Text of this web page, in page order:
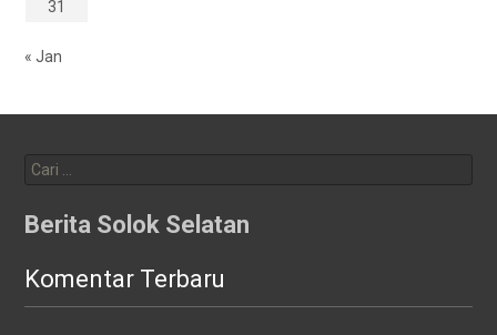
31
« Jan
untuk:
Berita Solok Selatan
Komentar Terbaru